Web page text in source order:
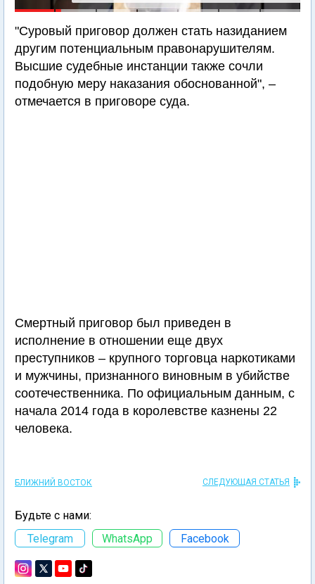
"Суровый приговор должен стать назиданием
другим потенциальным правонарушителям.
Высшие судебные инстанции также сочли
подобную меру наказания обоснованной", –
отмечается в приговоре суда.
Смертный приговор был приведен в
исполнение в отношении еще двух
преступников – крупного торговца наркотиками
и мужчины, признанного виновным в убийстве
соотечественника. По официальным данным, с
начала 2014 года в королевстве казнены 22
человека.
БЛИЖНИЙ ВОСТОК СЛЕДУЮЩАЯ СТАТЬЯ
Будьте с нами:
Telegram
WhatsApp Facebook